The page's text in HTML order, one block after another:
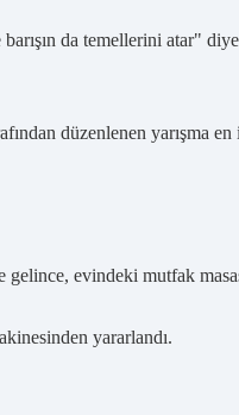
da temellerini atar"
düzenlenen yarışma
evindeki mutfak
yararlandı.